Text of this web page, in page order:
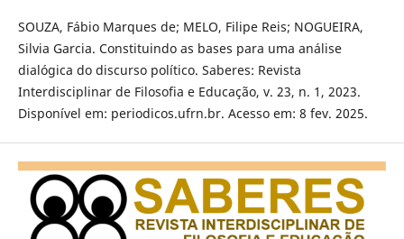
SOUZA, Fábio Marques de; MELO, Filipe Reis; NOGUEIRA,
Silvia Garcia. Constituindo as bases para uma análise
dialógica do discurso político. Saberes: Revista
Interdisciplinar de Filosofia e Educação, v. 23, n. 1, 2023.
Disponível em: periodicos.ufrn.br. Acesso em: 8 fev. 2025.